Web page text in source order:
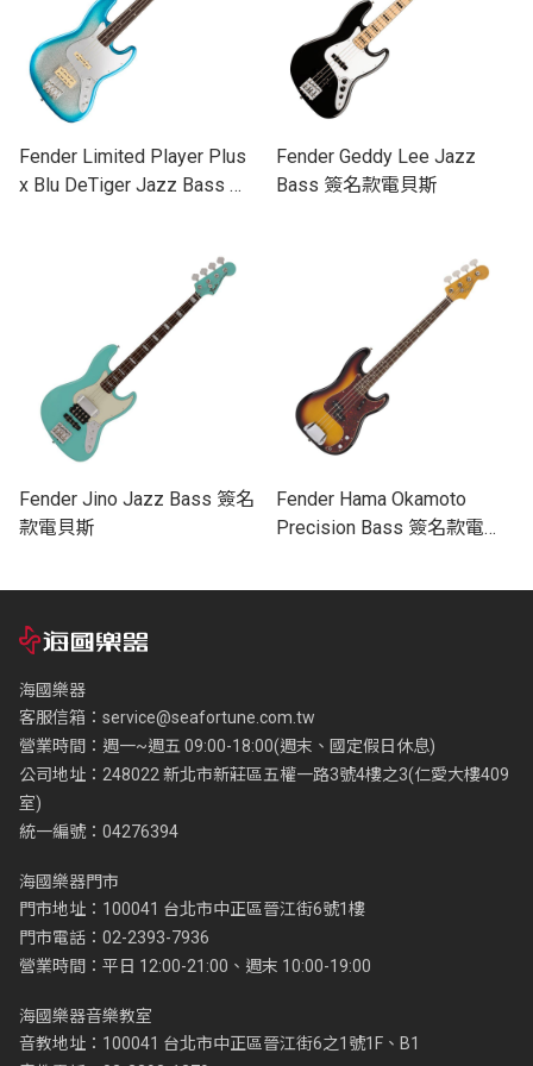
Fender Limited Player Plus
x Blu DeTiger Jazz Bass 限
Fender Geddy Lee Jazz
Bass 簽名款電貝斯
Fender Jino Jazz Bass 簽名
款電貝斯
Fender Hama Okamoto
Precision Bass 簽名款電貝
海國樂器
客服信箱： service@seafortune.com.tw
營業時間：週一~週五 09:00-18:00(週末、國定假日休息)
公司地址：248022 新北市新莊區五權一路3號4樓之3(仁愛大樓409
室)
統一編號：04276394
海國樂器門市
門市地址：100041 台北市中正區晉江街6號1樓
門市電話：02-2393-7936
營業時間：平日 12:00-21:00、週末 10:00-19:00
海國樂器音樂教室
音教地址：100041 台北市中正區晉江街6之1號1F、B1